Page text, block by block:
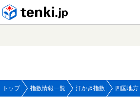
トップ 指数情報一覧 汗かき指数 四国地方